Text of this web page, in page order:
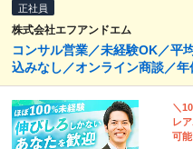
正社員
株式会社エフアンドエム
コンサル営業／未経験OK／平
込みなし／オンライン商談／年
＼
レ
可能